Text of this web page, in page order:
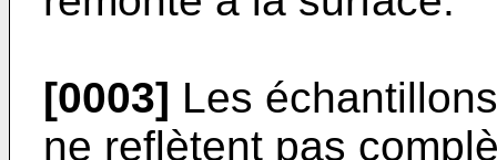
[0003] Les
ne reflètent pas